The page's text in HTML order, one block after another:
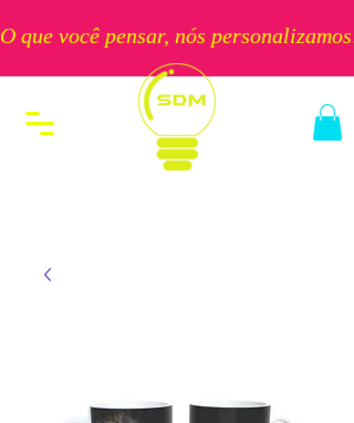
O que você pensar, nós personalizamos!